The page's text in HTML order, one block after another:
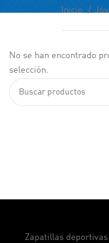
Inicio
No se han encontrado
selección.
Zapatillas